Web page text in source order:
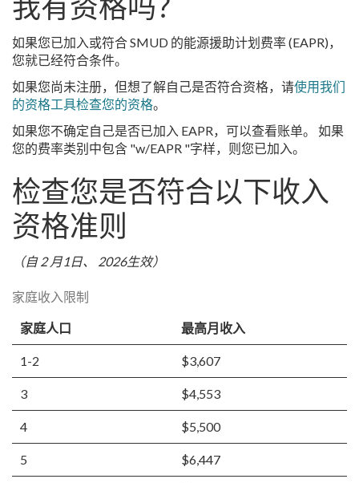
我有资格吗？
如果您已加入或符合 SMUD 的能源援助计划费率 (EAPR)，
您就已经符合条件。
如果您尚未注册，但想了解自己是否符合资格，请使用我们
的资格工具检查您的资格。
如果您不确定自己是否已加入 EAPR，可以查看账单。 如果
您的费率类别中包含 "w/EAPR "字样，则您已加入。
检查您是否符合以下收入
资格准则
（自 2 月1日、 2026生效）
家庭收入限制
家庭人口 最高月收入
1-2 $3,607
3 $4,553
4 $5,500
5 $6,447